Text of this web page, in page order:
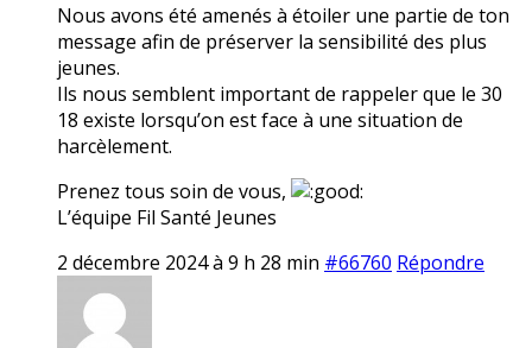
Nous avons été amenés à étoiler une partie de ton
message afin de préserver la sensibilité des plus
jeunes.
Ils nous semblent important de rappeler que le 30
18 existe lorsqu’on est face à une situation de
harcèlement.
Prenez tous soin de vous,
L’équipe Fil Santé Jeunes
2 décembre 2024 à 9 h 28 min #66760 Répondre